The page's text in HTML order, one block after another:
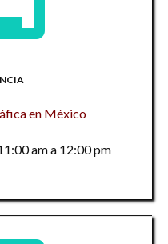
en México
am a 12:00 pm